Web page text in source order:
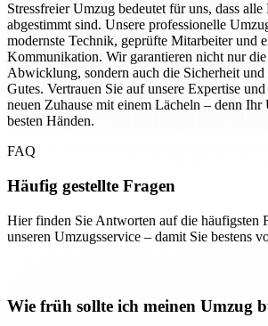
Stressfreier Umzug bedeutet für uns, dass
abgestimmt sind. Unsere professionelle
modernste Technik, geprüfte Mitarbeiter und
Kommunikation. Wir garantieren nicht nur
Abwicklung, sondern auch die Sicherheit und
Gutes. Vertrauen Sie auf unsere Expertise
neuen Zuhause mit einem Lächeln – denn Ihr
besten Händen.
FAQ
Häufig gestellte Fragen
Hier finden Sie Antworten auf die häufigsten
unseren Umzugsservice – damit Sie bestens
Wie früh sollte ich meinen Umzug